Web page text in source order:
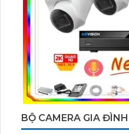
BỘ CAMERA GIA